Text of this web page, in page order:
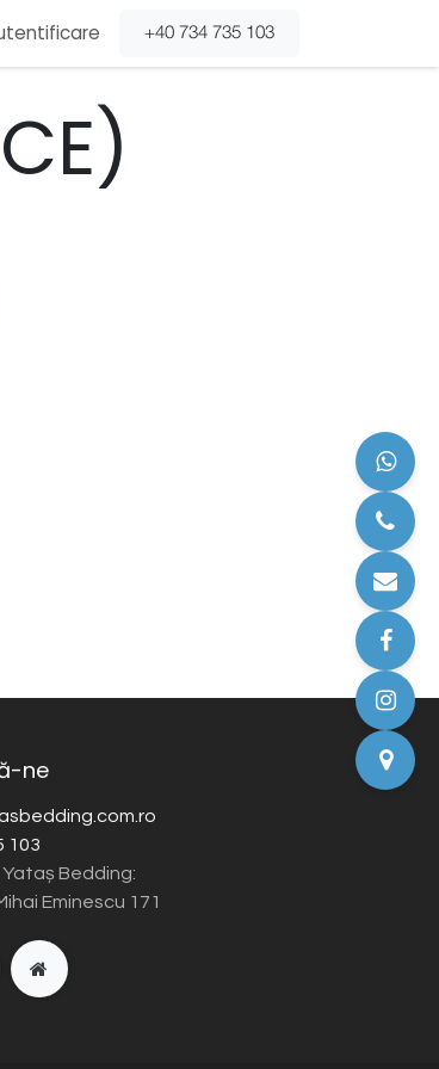
+40 734 735 103
ne
103
Bedding:
Eminescu 171